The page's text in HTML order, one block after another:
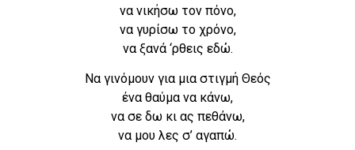
να νικήσω τον πόνο,
να γυρίσω το χρόνο,
να ξανά ‘ρθεις εδώ.
Να γινόμουν για μια στιγμή Θεός
ένα θαύμα να κάνω,
να σε δω κι ας πεθάνω,
να μου λες σ’ αγαπώ.